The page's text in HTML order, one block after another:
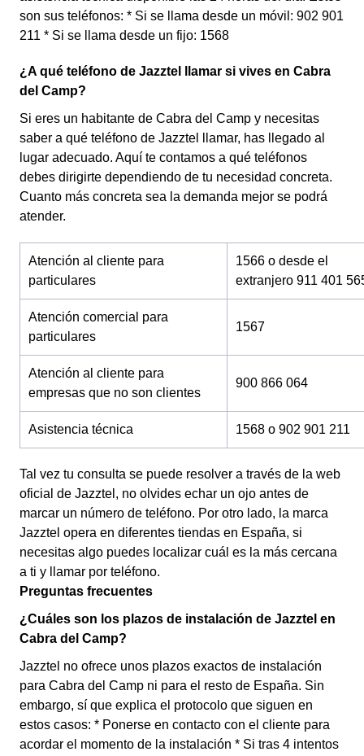
son sus teléfonos: * Si se llama desde un móvil: 902 901
211 * Si se llama desde un fijo: 1568
¿A qué teléfono de Jazztel llamar si vives en Cabra
del Camp?
Si eres un habitante de Cabra del Camp y necesitas
saber a qué teléfono de Jazztel llamar, has llegado al
lugar adecuado. Aquí te contamos a qué teléfonos
debes dirigirte dependiendo de tu necesidad concreta.
Cuanto más concreta sea la demanda mejor se podrá
atender.
Atención al cliente para
particulares
1566 o desde el
extranjero 911 401
Atención comercial para
particulares
1567
Atención al cliente para
empresas que no son clientes
900 866 064
Asistencia técnica 1568 o 902 901 211
Tal vez tu consulta se puede resolver a través de la web
oficial de Jazztel, no olvides echar un ojo antes de
marcar un número de teléfono. Por otro lado, la marca
Jazztel opera en diferentes tiendas en España, si
necesitas algo puedes localizar cuál es la más cercana
a ti y llamar por teléfono.
Preguntas frecuentes
¿Cuáles son los plazos de instalación de Jazztel en
Cabra del Camp?
Jazztel no ofrece unos plazos exactos de instalación
para Cabra del Camp ni para el resto de España. Sin
embargo, sí que explica el protocolo que siguen en
estos casos: * Ponerse en contacto con el cliente para
acordar el momento de la instalación * Si tras 4 intentos